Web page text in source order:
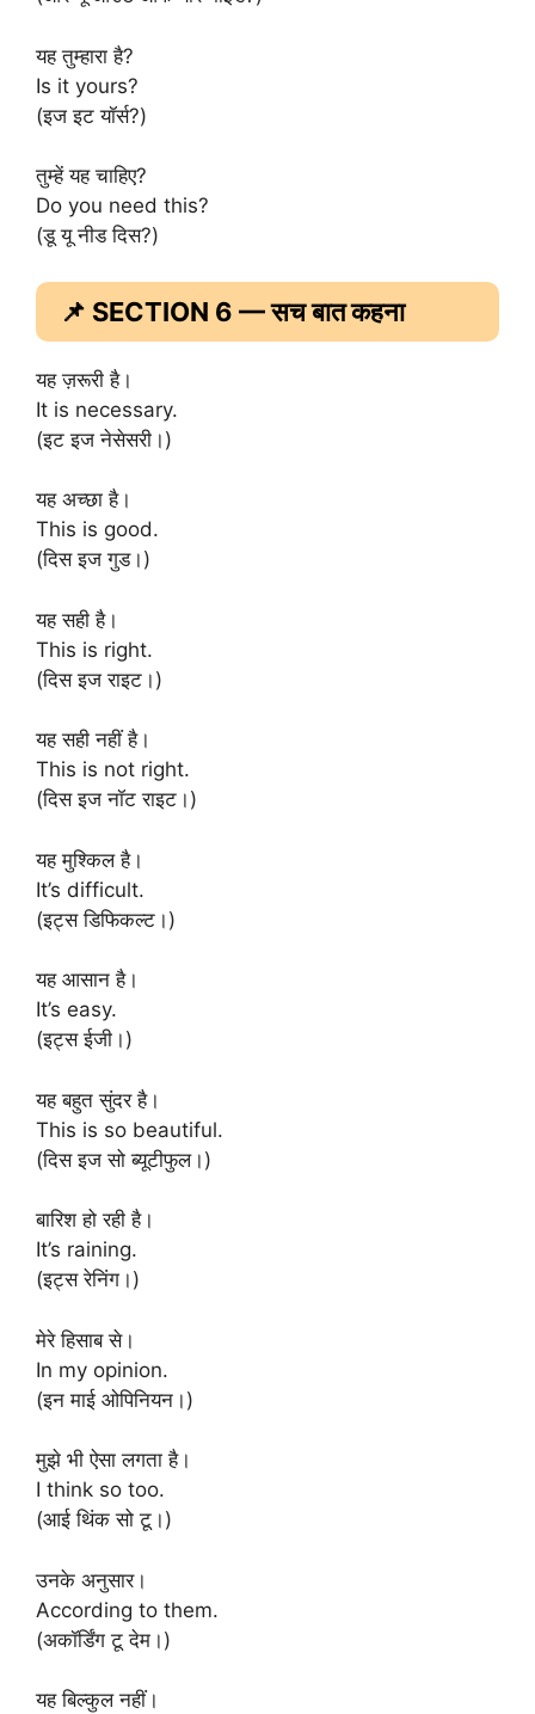
यह तुम्हारा है?
Is it yours?
(इज इट यॉर्स?)
तुम्हें यह चाहिए?
Do you need this?
(डू यू नीड दिस?)
📌 SECTION 6 — सच बात कहना
यह ज़रूरी है।
It is necessary.
(इट इज नेसेसरी।)
यह अच्छा है।
This is good.
(दिस इज गुड।)
यह सही है।
This is right.
(दिस इज राइट।)
यह सही नहीं है।
This is not right.
(दिस इज नॉट राइट।)
यह मुश्किल है।
It’s difficult.
(इट्स डिफिकल्ट।)
यह आसान है।
It’s easy.
(इट्स ईजी।)
यह बहुत सुंदर है।
This is so beautiful.
(दिस इज सो ब्यूटीफुल।)
बारिश हो रही है।
It’s raining.
(इट्स रेनिंग।)
मेरे हिसाब से।
In my opinion.
(इन माई ओपिनियन।)
मुझे भी ऐसा लगता है।
I think so too.
(आई थिंक सो टू।)
उनके अनुसार।
According to them.
(अकॉर्डिंग टू देम।)
यह बिल्कुल नहीं।